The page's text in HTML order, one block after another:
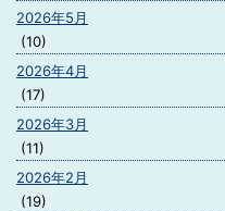
2026年5月
(10)
2026年4月
(17)
2026年3月
(11)
2026年2月
(19)